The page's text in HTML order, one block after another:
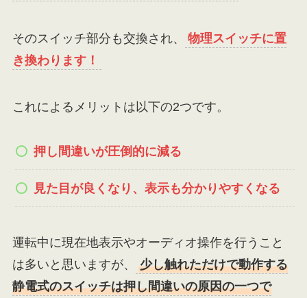
そのスイッチ部分も交換され、
物理スイッチに置
き換わります！
これによるメリットは以下の2つです。
押し間違いが圧倒的に減る
見た目が良くなり、表示も分かりやすくなる
運転中に現在地表示やオーディオ操作を行うこと
は多いと思いますが、
少し触れただけで動作する
静電式のスイッチは押し間違いの原因の一つで